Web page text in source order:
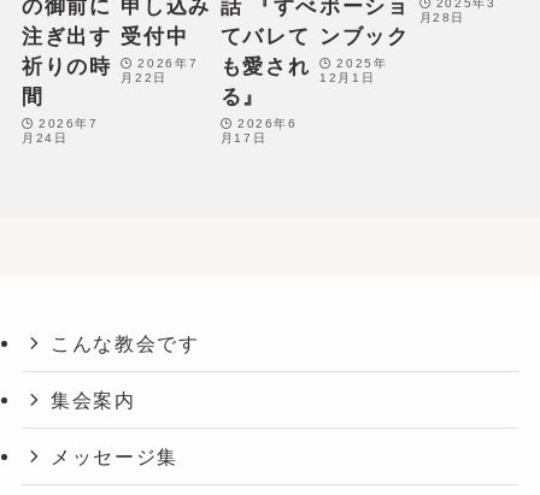
の御前に
注ぎ出す
祈りの時
間
2026年7
月24日
申し込み
受付中
2026年7
月22日
話 『すべ
てバレて
も愛され
る』
2026年6
月17日
ボーショ
ンブック
2025年
12月1日
2025年3
月28日
こんな教会です
集会案内
メッセージ集